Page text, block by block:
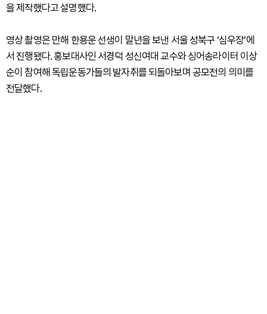
을 제작했다고 설명했다.
영상 촬영은 만해 한용운 선생이 말년을 보낸 서울 성북구 ‘심우장’에
서 진행됐다. 홍보대사인 서경덕 성신여대 교수와 싱어송라이터 이상
순이 참여해 독립운동가들의 발자취를 되돌아보며 공모전의 의미를
전달했다.